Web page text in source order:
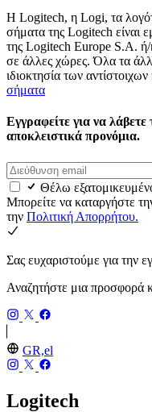
Η Logitech, η Logi, τα
σήματα της Logitech είναι
της Logitech Europe S.A. ή/
σε άλλες χώρες. Όλα τα
ιδιοκτησία των
σήματα
Εγγραφείτε για να
αποκλειστικά προνόμια.
Θέλω
Μπορείτε να καταργήστε
την Πολιτική Απορρήτου.
Σας ευχαριστούμε για την
Αναζητήστε μια προσφορά
GR,el
Logitech